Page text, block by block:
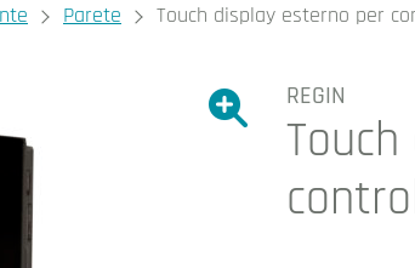
Parete Touch display esterno per
Ingrandire l'immagine.
Ingrandire
REGIN